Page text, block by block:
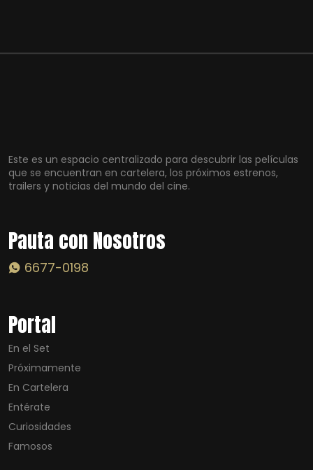
Este es un espacio centralizado para descubrir las películas
que se encuentran en cartelera, los próximos estrenos,
trailers y noticias del mundo del cine.
Pauta con Nosotros
6677-0198
Portal
En el Set
Próximamente
En Cartelera
Entérate
Curiosidades
Famosos